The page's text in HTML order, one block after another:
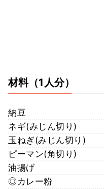
材料（1人分）
納豆
ネギ(みじん切り)
玉ねぎ(みじん切り)
ピーマン(角切り)
油揚げ
◎カレー粉